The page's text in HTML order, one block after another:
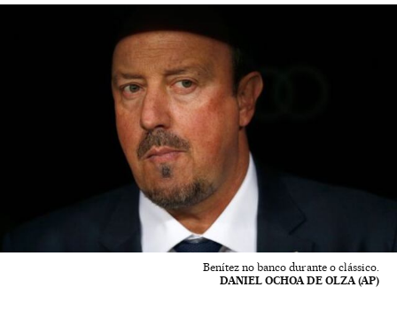
Benítez no banco durante o clássico.
DANIEL OCHOA DE OLZA (AP)